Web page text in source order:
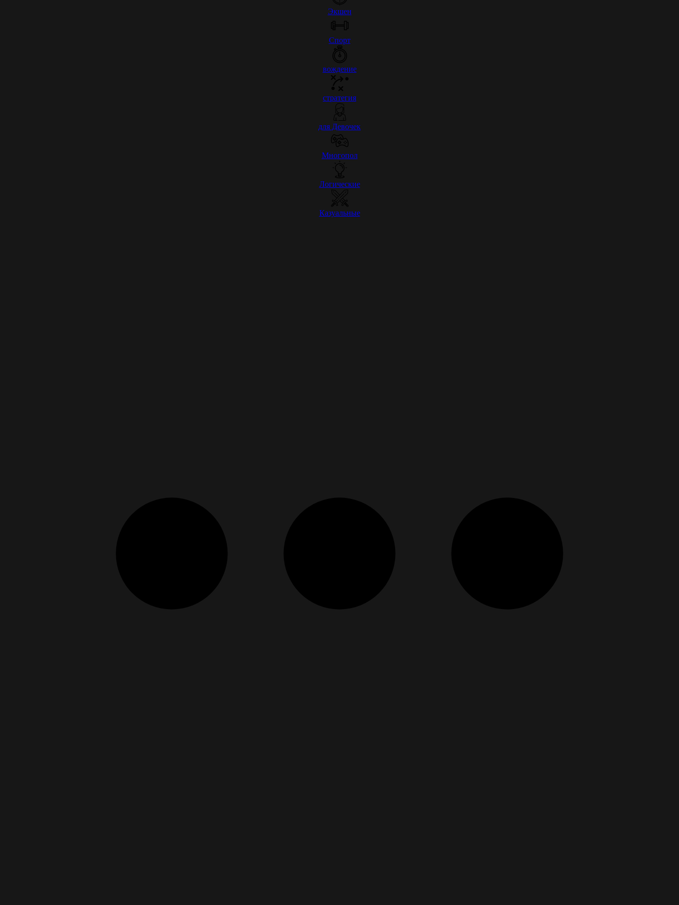
Экшен
Спорт
вождение
стратегия
для Девочек
Многопол
Логические
Казуальные